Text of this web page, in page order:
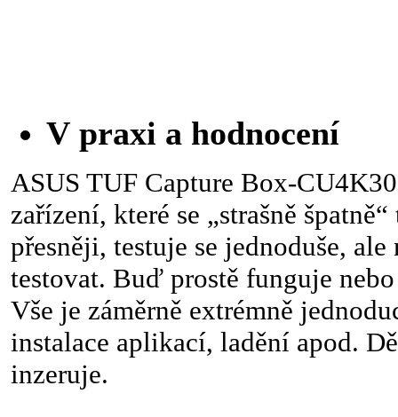
V praxi a hodnocení
ASUS TUF Capture Box-
zařízení, které se „strašně
přesněji, testuje se jednoduše,
testovat. Buď prostě funguje
Vše je záměrně extrémně
instalace aplikací, ladění apod.
inzeruje.